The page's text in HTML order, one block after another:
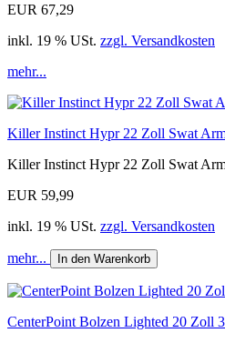
EUR 67,29
inkl. 19 % USt. zzgl. Versandkosten
mehr...
Killer Instinct Hypr 22 Zoll Swat
Killer Instinct Hypr 22 Zoll Swat
EUR 59,99
inkl. 19 % USt. zzgl. Versandkosten
mehr... In den Warenkorb
CenterPoint Bolzen Lighted 20 Zoll